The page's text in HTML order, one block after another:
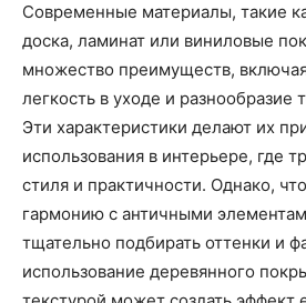
Современные материалы, такие
доска, ламинат или виниловые
множество преимуществ,
легкость в уходе и разнообразие
Эти характеристики делают их
использования в интерьере, где
стиля и практичности. Однако,
гармонию с античными
тщательно подбирать оттенки и
использование деревянного